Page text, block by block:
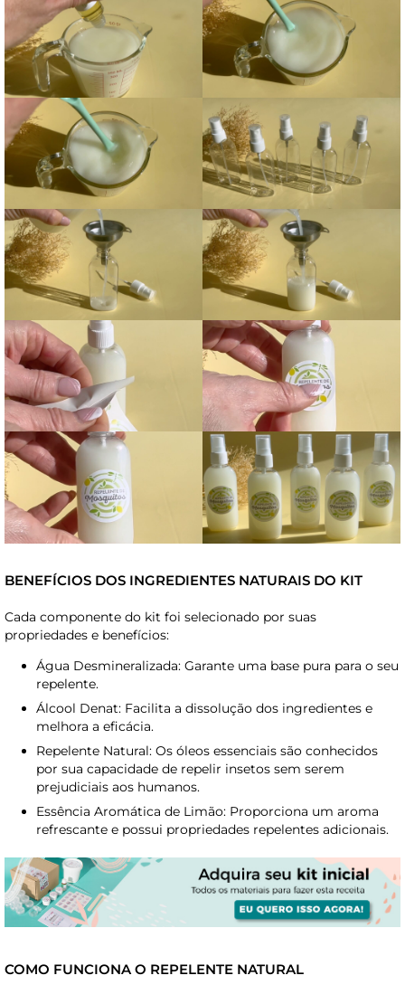
BENEFÍCIOS DOS INGREDIENTES NATURAIS DO KIT
Cada componente do kit foi selecionado por suas
propriedades e benefícios:
Água Desmineralizada: Garante uma base pura para o seu
repelente.
Álcool Denat: Facilita a dissolução dos ingredientes e
melhora a eficácia.
Repelente Natural: Os óleos essenciais são conhecidos
por sua capacidade de repelir insetos sem serem
prejudiciais aos humanos.
Essência Aromática de Limão: Proporciona um aroma
refrescante e possui propriedades repelentes adicionais.
COMO FUNCIONA O REPELENTE NATURAL